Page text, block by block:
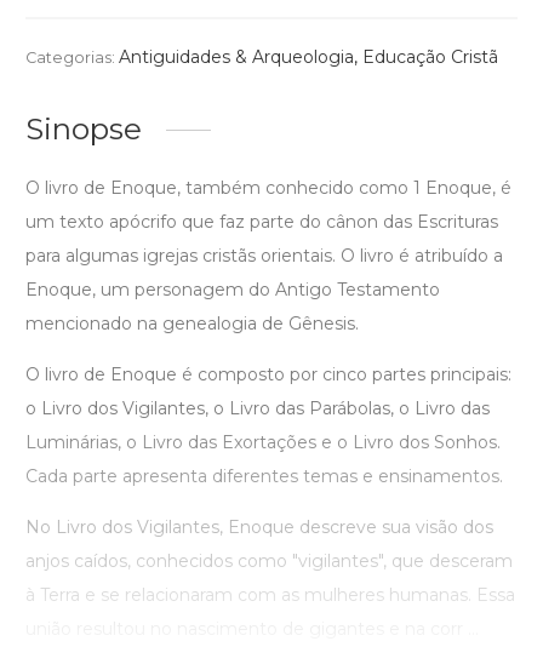
Categorias: Antiguidades & Arqueologia, Educação Cristã
Sinopse
O livro de Enoque, também conhecido como 1 Enoque, é
um texto apócrifo que faz parte do cânon das Escrituras
para algumas igrejas cristãs orientais. O livro é atribuído a
Enoque, um personagem do Antigo Testamento
mencionado na genealogia de Gênesis.
O livro de Enoque é composto por cinco partes principais:
o Livro dos Vigilantes, o Livro das Parábolas, o Livro das
Luminárias, o Livro das Exortações e o Livro dos Sonhos.
Cada parte apresenta diferentes temas e ensinamentos.
No Livro dos Vigilantes, Enoque descreve sua visão dos
anjos caídos, conhecidos como "vigilantes", que desceram
à Terra e se relacionaram com as mulheres humanas. Essa